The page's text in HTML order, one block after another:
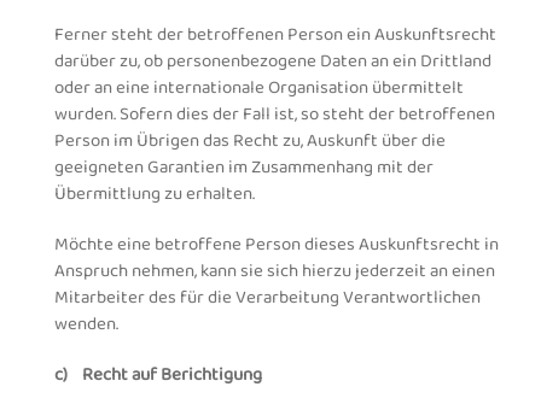
Ferner steht der betroffenen Person ein Auskunftsrecht
darüber zu, ob personenbezogene Daten an ein Drittland
oder an eine internationale Organisation übermittelt
wurden. Sofern dies der Fall ist, so steht der betroffenen
Person im Übrigen das Recht zu, Auskunft über die
geeigneten Garantien im Zusammenhang mit der
Übermittlung zu erhalten.
Möchte eine betroffene Person dieses Auskunftsrecht in
Anspruch nehmen, kann sie sich hierzu jederzeit an einen
Mitarbeiter des für die Verarbeitung Verantwortlichen
wenden.
c) Recht auf Berichtigung